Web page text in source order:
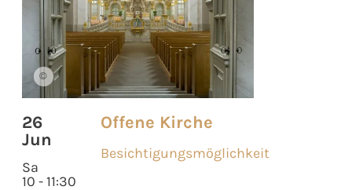
©
26
Jun
Sa
10 - 11:30
Offene Kirche
Besichtigungsmöglichkeit